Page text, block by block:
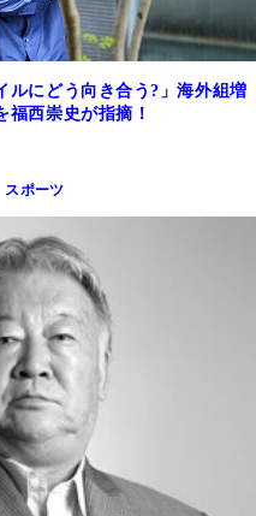
ルにどう向き合う?」海外組増
福西崇史が指摘！
スポーツ